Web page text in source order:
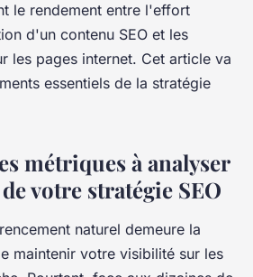
le rendement entre l'effort
d'un contenu SEO et les
les pages internet. Cet article va
essentiels de la stratégie
métriques à analyser
votre stratégie SEO
naturel demeure la
maintenir votre visibilité sur les